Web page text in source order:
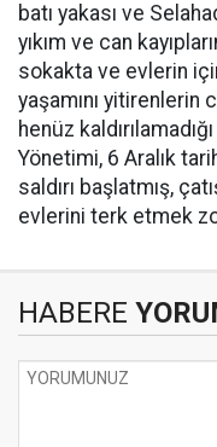
batı yakası ve
yıkım ve can
sokakta ve evlerin
yaşamını
henüz
Yönetimi, 6 Aralık
saldırı başlatmış,
evlerini terk etmek
HABERE